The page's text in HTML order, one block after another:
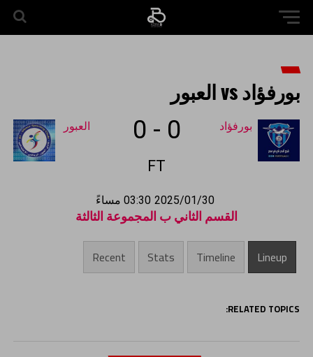
بورفؤاد vs العبور
بورفؤاد 0
-
0
FT
العبور
2025/01/30 03:30 مساءً
القسم الثاني ب المجموعة الثالثة
Lineup
Timeline
Stats
Recent
RELATED TOPICS: